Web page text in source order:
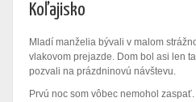
Koľajisko
Mladí manželia bývali v malom
vlakovom prejazde. Dom bol asi len
pozvali na prázdninovú návštevu.
Prvú noc som vôbec nemohol